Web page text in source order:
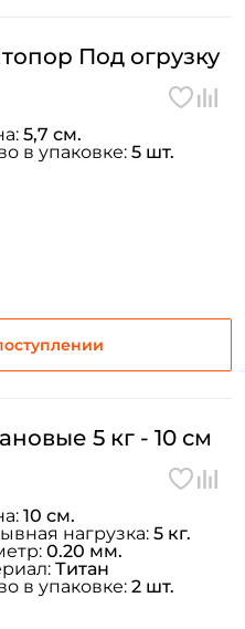
Под огрузку
5,7 см.
в упаковке: 5 шт.
5 кг - 10 см
10 см.
нагрузка: 5 кг.
0.20 мм.
Титан
в упаковке: 2 шт.